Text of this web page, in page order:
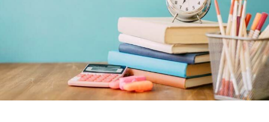
אנחנו
בתקשורת
קורסים
מאמרים